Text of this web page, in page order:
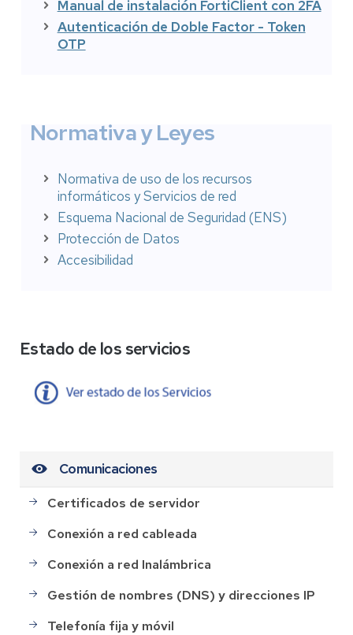
Manual de instalación FortiClient con 2FA
Autenticación de Doble Factor - Token
OTP
Normativa y Leyes
Normativa de uso de los recursos
informáticos y Servicios de red
Esquema Nacional de Seguridad (ENS)
Protección de Datos
Accesibilidad
Estado de los servicios
Comunicaciones
Certificados de servidor
Conexión a red cableada
Conexión a red Inalámbrica
Gestión de nombres (DNS) y direcciones IP
Telefonía fija y móvil